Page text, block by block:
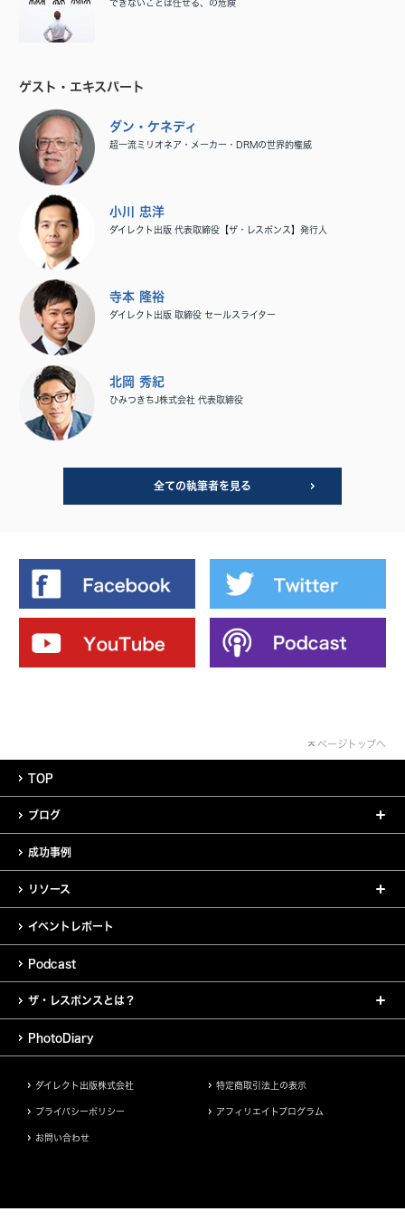
できないことは任せる、の危険
ゲスト・エキスパート
ダン・ケネディ
超一流ミリオネア・メーカー・DRMの世界的権威
小川 忠洋
ダイレクト出版 代表取締役【ザ・レスポンス】発行人
寺本 隆裕
ダイレクト出版 取締役 セールスライター
北岡 秀紀
ひみつきちJ株式会社 代表取締役
全ての執筆者を見る
ページトップへ
TOP
ブログ
成功事例
リソース
イベントレポート
Podcast
ザ・レスポンスとは？
PhotoDiary
ダイレクト出版株式会社 特定商取引法上の表示
プライバシーポリシー アフィリエイトプログラム
お問い合わせ